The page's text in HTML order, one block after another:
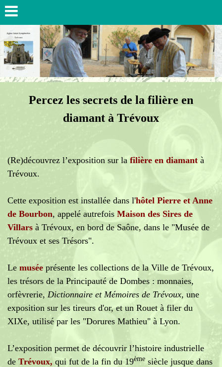
Percez les secrets de la filière en
diamant à Trévoux
(Re)découvrez l’exposition sur la filière en diamant à
Trévoux.
Cette exposition est installée dans l'hôtel Pierre et Anne
de Bourbon, appelé autrefois Maison des Sires de
Villars à Trévoux, en bord de Saône, dans le "Musée de
Trévoux et ses Trésors".
Le musée présente les collections de la Ville de Trévoux,
les trésors de la Principauté de Dombes : monnaies,
orfèvrerie, Dictionnaire et Mémoires de Trévoux, une
exposition sur les tireurs d'or, et un Rouet à filer du
XIXe, utilisé par les "Dorures Mathieu" à Lyon.
L’exposition permet de découvrir l’histoire industrielle
de Trévoux, qui fut de la fin du 19ème siècle jusque dans